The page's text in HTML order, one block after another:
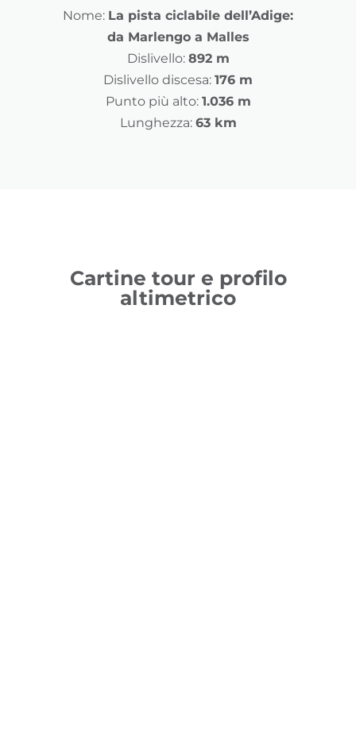
Nome: La pista ciclabile dell’Adige:
da Marlengo a Malles
Dislivello: 892 m
Dislivello discesa: 176 m
Punto più alto: 1.036 m
Lunghezza: 63 km
Cartine tour e profilo
altimetrico